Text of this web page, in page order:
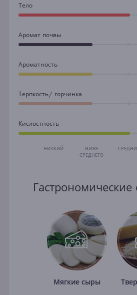
Тело
Аромат почвы
Ароматность
Терпкость/ горчинка
Кислостность
НИЗКИЙ
НИЖЕ
СРЕДНЕГО
Гастрономические
Мягкие сыры